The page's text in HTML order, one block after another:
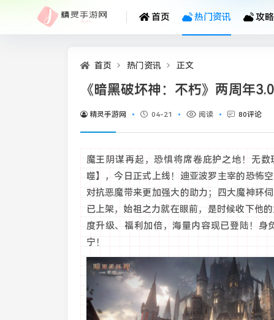
首页 热门资讯 攻
首页 热门资讯 正文
《暗黑破坏神：不朽》两周年
精灵手游网 04-21 阅读 80评论
魔王阴谋再起，恐惧将席卷庇护之地！无
噬】，今日正式上线！迪亚波罗主宰的恐怖
对抗恶魔带来更加强大的助力；四大魔神环
已上架，始祖之力就在眼前，是时候收下他
度升级、福利加倍，海量内容现已登陆！
宁！